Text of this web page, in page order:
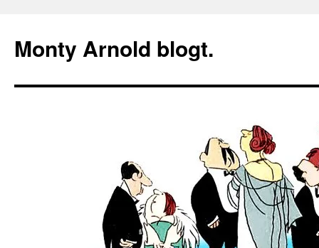
springen
Monty Arnold blogt.